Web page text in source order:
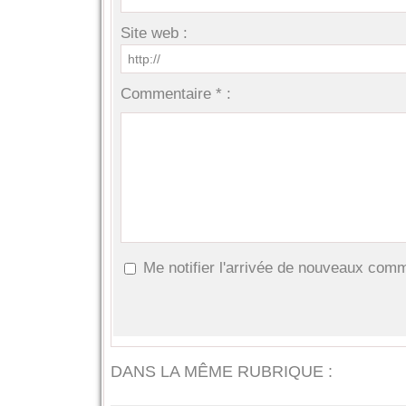
Site web :
Commentaire * :
Me notifier l'arrivée de nouveaux
DANS LA MÊME RUBRIQUE :